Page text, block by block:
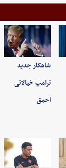
شاهکار جدید
ترامپ خیالاتی
احمق